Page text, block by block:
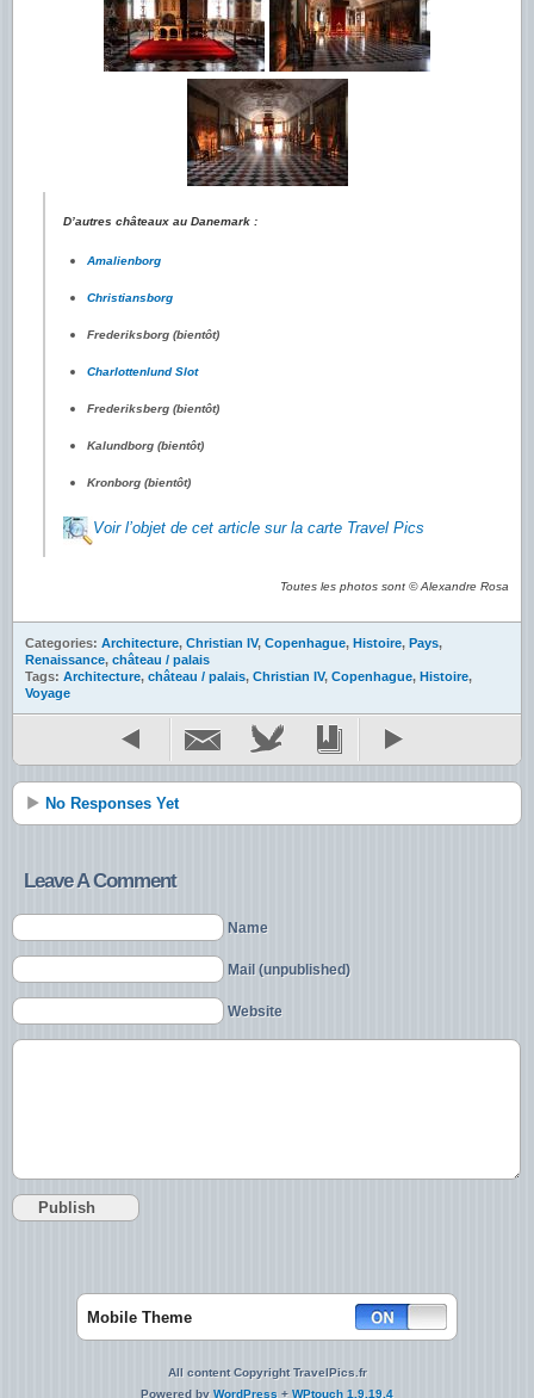
D’autres châteaux au Danemark :
Amalienborg
Christiansborg
Frederiksborg (bientôt)
Charlottenlund Slot
Frederiksberg (bientôt)
Kalundborg (bientôt)
Kronborg (bientôt)
Voir l’objet de cet article sur la carte Travel Pics
Toutes les photos sont © Alexandre Rosa
Categories: Architecture, Christian IV, Copenhague, Histoire, Pays,
Renaissance, château / palais
Tags: Architecture, château / palais, Christian IV, Copenhague, Histoire,
Voyage
No Responses Yet
Leave A Comment
Name
Mail (unpublished)
Website
Mobile Theme
All content Copyright TravelPics.fr
Powered by WordPress + WPtouch 1.9.19.4